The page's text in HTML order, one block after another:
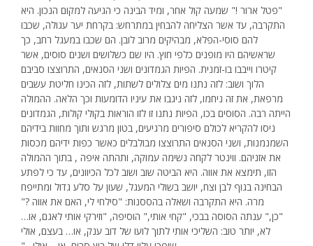
"פטל ארור !" שמעה קול אחר, ומיד הבינה כי הגיעה למקום הנכון. היא
התקרבה, עד אשר הצליחה להבחין במתרחש: בקרחת יער עגולה, שכבו
להם סוסי-הפלא, מבהיקים מרוב לובן. הם שכבו במעגל רחב, כך
שראשיהם היו מופנים כלפי חוץ. היו שם כשלושים ושנים סוסים, אשר
קיטרו וייבבו בו-זמנית. הפיות הגמדונים ושני הסנאים, התרוצצו סביבם
הלוך ושוב: לזה נתנו מים צלולים לשתות, לזה הכינו חליטת עשבים
מרפאת, את זה ניחמו, לזה ניגבו את עיניו הדומעות וכך הלאה. ההמולה
הייתה רבה. הסוסים בכו, הפיות נתנו זו לזו הוראות בקולי קולות, הגמדונים
ניסו להקריא לכולם סיפורים מרגיעים, בטון מרגש ותוך מחוות בידיהם
השמנמנות, ושני הסנאים התרוצצו מבולבלים כאשר כפות ידיהם מכסות
את אזניהם. ווינטר לקחה נשימה עמוקה, ותהתה איפה , בתוך ההמולה
הזו, תימצא את אווה. היא הביטה שוב ושוב לכל הכיוונים, עד כי לפתע
הבחינה בגוף לבן וצח, יושב בשולי המעגל, שעון על סלע גדול ומתייפח
מרה. היא התקרבה ושאלה בהססנות: "סילחי לי, האם את אווה ?"
"כן," ענתה הסוסה בבכי, "קחי אותי," הוסיפה, "וזירקי אותי לאגם, או…
לא, יותר טוב: השליכי אותי לתוך לועו של דוב ענק, או… בעצם, אולי